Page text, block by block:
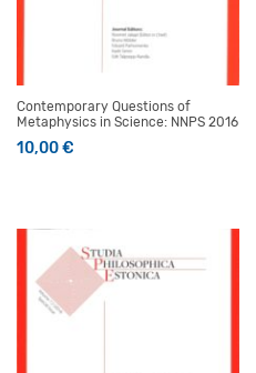
Contemporary Questions of
Metaphysics in Science: NNPS 2016
10,00€